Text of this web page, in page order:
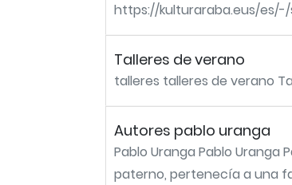
https://kulturaraba.eus/es/-/
Talleres de verano
talleres talleres de verano
Autores pablo uranga
Pablo Uranga Pablo Uranga
paterno, pertenecía a una